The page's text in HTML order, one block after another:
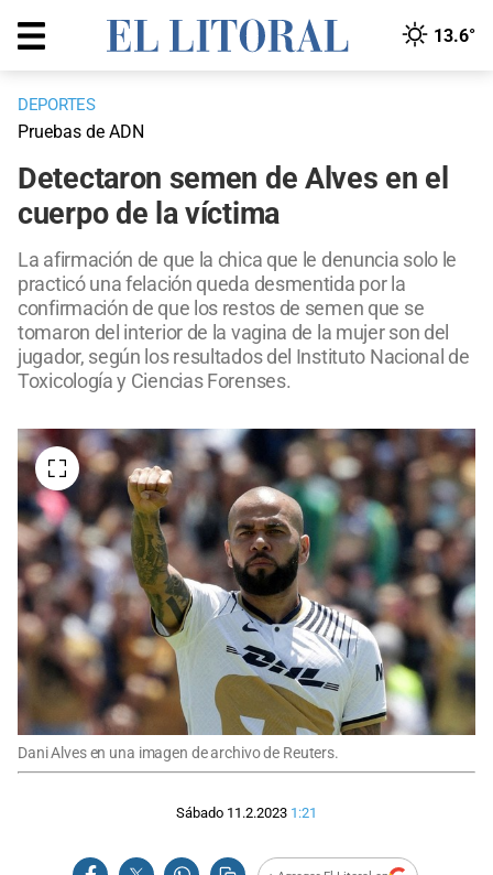
13.6°
DEPORTES
Pruebas de ADN
Detectaron semen de Alves en el
cuerpo de la víctima
La afirmación de que la chica que le denuncia solo le
practicó una felación queda desmentida por la
confirmación de que los restos de semen que se
tomaron del interior de la vagina de la mujer son del
jugador, según los resultados del Instituto Nacional de
Toxicología y Ciencias Forenses.
Dani Alves en una imagen de archivo de Reuters.
Sábado 11.2.2023 1:21